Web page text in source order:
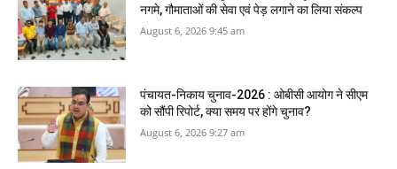
नगमे, गौमाताओं की सेवा एवं पेड़ लगाने का लिया संकल्प
August 6, 2026 9:45 am
पंचायत-निकाय चुनाव-2026 : ओबीसी आयोग ने सीएम
को सौंपी रिपोर्ट, क्‍या समय पर होंगे चुनाव?
August 6, 2026 9:27 am